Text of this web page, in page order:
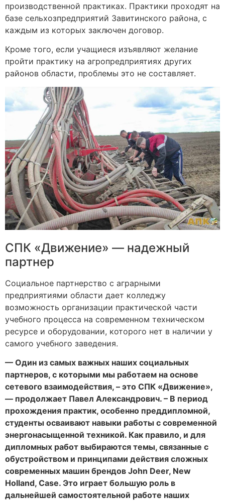
производственной практиках. Практики проходят на
базе сельхозпредприятий Завитинского района, с
каждым из которых заключен договор.
Кроме того, если учащиеся изъявляют желание
пройти практику на агропредприятиях других
районов области, проблемы это не составляет.
СПК «Движение» — надежный
партнер
Социальное партнерство с аграрными
предприятиями области дает колледжу
возможность организации практической части
учебного процесса на современном техническом
ресурсе и оборудовании, которого нет в наличии у
самого учебного заведения.
— Один из самых важных наших социальных
партнеров, с которыми мы работаем на основе
сетевого взаимодействия, – это СПК «Движение»,
— продолжает Павел Александрович. – В период
прохождения практик, особенно преддипломной,
студенты осваивают навыки работы с современной
энергонасыщенной техникой. Как правило, и для
дипломных работ выбираются темы, связанные с
обустройством и принципами действия сложных
современных машин брендов John Deer, New
Holland, Case. Это играет большую роль в
дальнейшей самостоятельной работе наших